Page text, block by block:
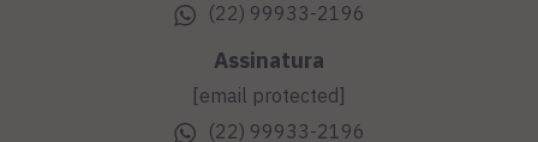
(22) 99933-2196
Assinatura
[email protected]
(22) 99933-2196